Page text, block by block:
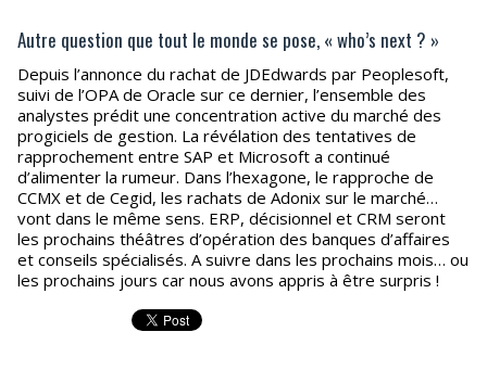
Autre question que tout le monde se pose, « who’s next ? »
Depuis l’annonce du rachat de JDEdwards par Peoplesoft,
suivi de l’OPA de Oracle sur ce dernier, l’ensemble des
analystes prédit une concentration active du marché des
progiciels de gestion. La révélation des tentatives de
rapprochement entre SAP et Microsoft a continué
d’alimenter la rumeur. Dans l’hexagone, le rapproche de
CCMX et de Cegid, les rachats de Adonix sur le marché…
vont dans le même sens. ERP, décisionnel et CRM seront
les prochains théâtres d’opération des banques d’affaires
et conseils spécialisés. A suivre dans les prochains mois… ou
les prochains jours car nous avons appris à être surpris !